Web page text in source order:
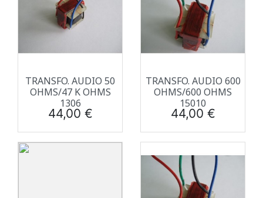
TRANSFO. AUDIO 50
OHMS/47 K OHMS
1306
Prix
44,00 €
TRANSFO. AUDIO 600
OHMS/600 OHMS
15010
Prix
44,00 €